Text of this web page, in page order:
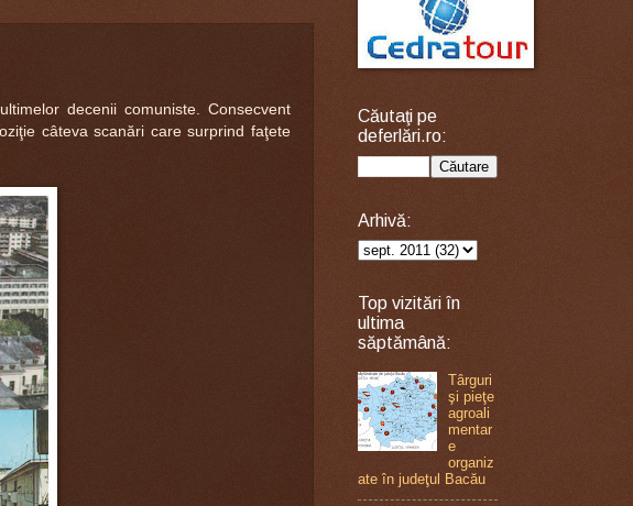
decenii comuniste. Consecvent
câteva scanări care surprind faţete
Căutaţi pe
deferlări.ro:
Arhivă:
Top vizitări în
ultima
săptămână:
Târguri
şi pieţe
agroali
mentar
e
organiz
ate în judeţul Bacău